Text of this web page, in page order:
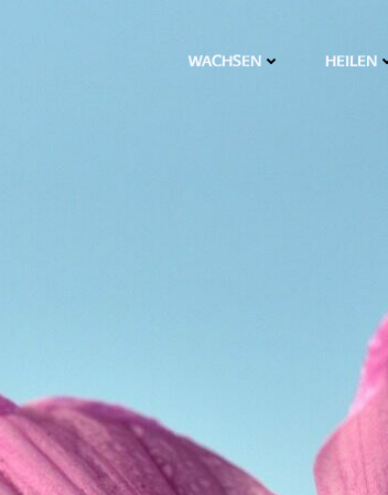
WACHSEN HEILEN